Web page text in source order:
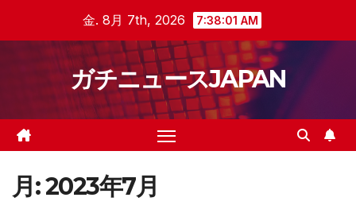
金. 8月 7th, 2026 7:38:02 AM
ガチニュースJAPAN
月:2023年7月